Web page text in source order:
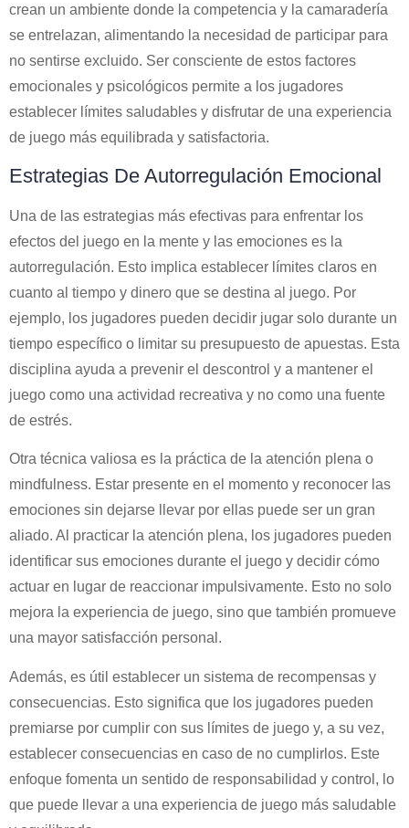
crean un ambiente donde la competencia y la camaradería
se entrelazan, alimentando la necesidad de participar para
no sentirse excluido. Ser consciente de estos factores
emocionales y psicológicos permite a los jugadores
establecer límites saludables y disfrutar de una experiencia
de juego más equilibrada y satisfactoria.
Estrategias De Autorregulación Emocional
Una de las estrategias más efectivas para enfrentar los
efectos del juego en la mente y las emociones es la
autorregulación. Esto implica establecer límites claros en
cuanto al tiempo y dinero que se destina al juego. Por
ejemplo, los jugadores pueden decidir jugar solo durante un
tiempo específico o limitar su presupuesto de apuestas. Esta
disciplina ayuda a prevenir el descontrol y a mantener el
juego como una actividad recreativa y no como una fuente
de estrés.
Otra técnica valiosa es la práctica de la atención plena o
mindfulness. Estar presente en el momento y reconocer las
emociones sin dejarse llevar por ellas puede ser un gran
aliado. Al practicar la atención plena, los jugadores pueden
identificar sus emociones durante el juego y decidir cómo
actuar en lugar de reaccionar impulsivamente. Esto no solo
mejora la experiencia de juego, sino que también promueve
una mayor satisfacción personal.
Además, es útil establecer un sistema de recompensas y
consecuencias. Esto significa que los jugadores pueden
premiarse por cumplir con sus límites de juego y, a su vez,
establecer consecuencias en caso de no cumplirlos. Este
enfoque fomenta un sentido de responsabilidad y control, lo
que puede llevar a una experiencia de juego más saludable